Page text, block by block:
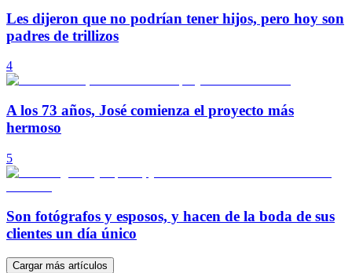
Les dijeron que no podrían tener hijos, pero hoy son
padres de trillizos
4
A los 73 años, José comienza el proyecto más
hermoso
5
Son fotógrafos y esposos, y hacen de la boda de sus
clientes un día único
Cargar más artículos